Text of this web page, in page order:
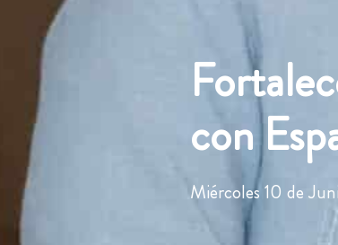
con
Miércoles 10 de